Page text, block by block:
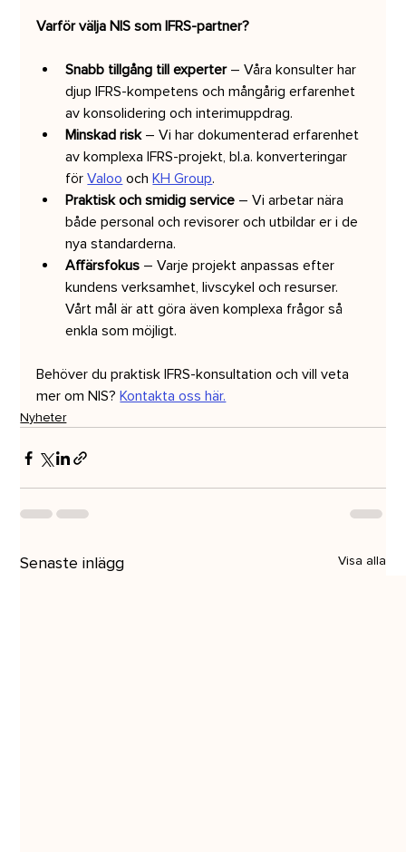
Varför välja NIS som IFRS-partner?
Snabb tillgång till experter – Våra konsulter har
djup IFRS-kompetens och mångårig erfarenhet
av konsolidering och interimuppdrag.
Minskad risk – Vi har dokumenterad erfarenhet
av komplexa IFRS-projekt, bl.a. konverteringar
för Valoo och KH Group.
Praktisk och smidig service – Vi arbetar nära
både personal och revisorer och utbildar er i de
nya standarderna.
Affärsfokus – Varje projekt anpassas efter
kundens verksamhet, livscykel och resurser.
Vårt mål är att göra även komplexa frågor så
enkla som möjligt.
Behöver du praktisk IFRS-konsultation och vill veta
mer om NIS? Kontakta oss här.
Nyheter
Senaste inlägg Visa alla